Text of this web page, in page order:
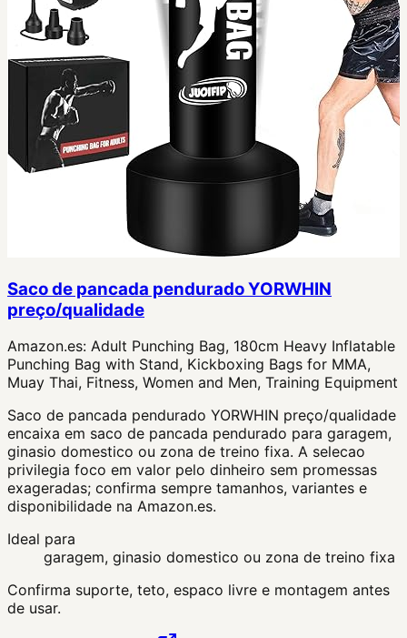
Saco de pancada pendurado YORWHIN
preço/qualidade
Amazon.es: Adult Punching Bag, 180cm Heavy Inflatable
Punching Bag with Stand, Kickboxing Bags for MMA,
Muay Thai, Fitness, Women and Men, Training Equipment
Saco de pancada pendurado YORWHIN preço/qualidade
encaixa em saco de pancada pendurado para garagem,
ginasio domestico ou zona de treino fixa. A selecao
privilegia foco em valor pelo dinheiro sem promessas
exageradas; confirma sempre tamanhos, variantes e
disponibilidade na Amazon.es.
Ideal para
garagem, ginasio domestico ou zona de treino fixa
Confirma suporte, teto, espaco livre e montagem antes
de usar.